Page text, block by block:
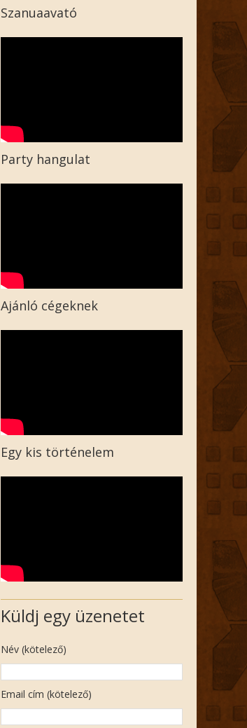
Szanuaavató
Party hangulat
Ajánló cégeknek
Egy kis történelem
Küldj egy üzenetet
Név (kötelező)
Email cím (kötelező)